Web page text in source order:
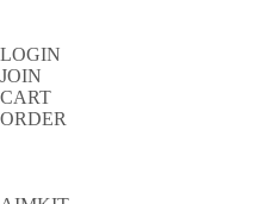
LOGIN
JOIN
CART
ORDER